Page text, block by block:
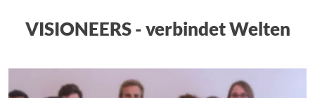
VISIONEERS - verbindet Welten